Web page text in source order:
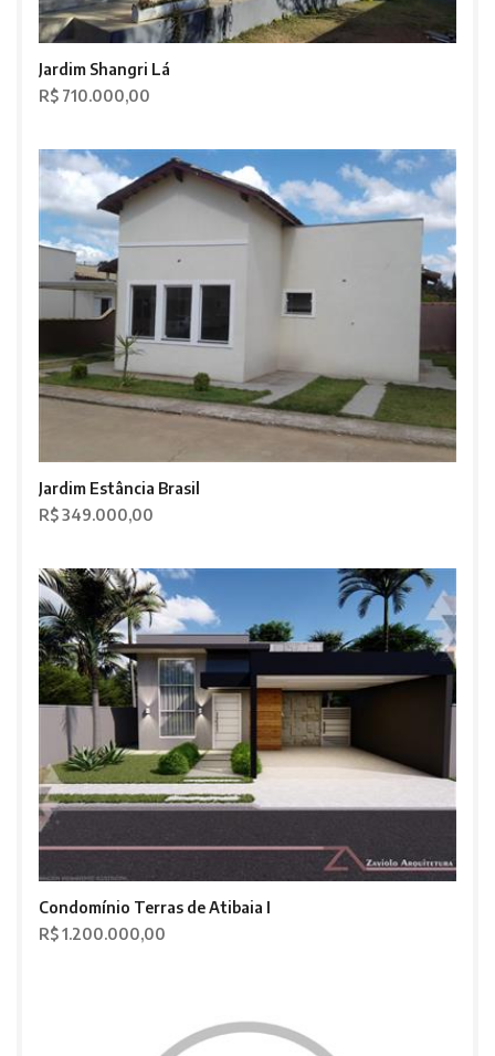
Jardim Shangri Lá
R$ 710.000,00
Jardim Estância Brasil
R$ 349.000,00
Condomínio Terras de Atibaia I
R$ 1.200.000,00